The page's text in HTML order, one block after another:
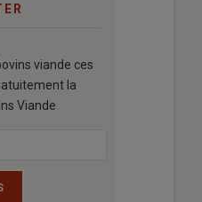
viande ces
la
Viande